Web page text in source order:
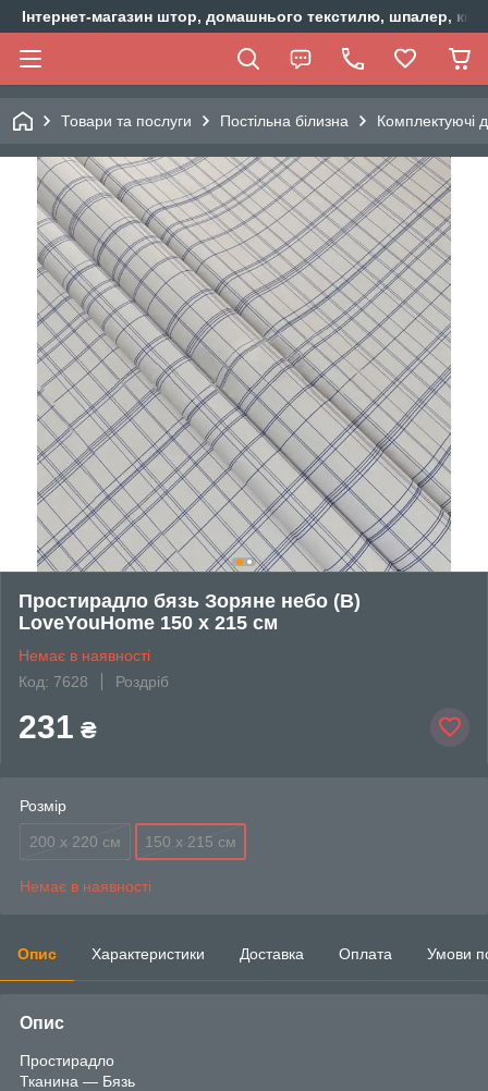
Інтернет-магазин штор, домашнього текстилю, шпалер,
Товари та послуги Постільна білизна Комплектуючі
Простирадло бязь Зоряне небо (B)
LoveYouHome 150 x 215 см
Немає в наявності
Код: 7628
Роздріб
231 ₴
Розмір
200 x 220 см 150 x 215 см
Немає в наявності
Опис Характеристики Доставка Оплата Умови
Опис
Простирадло
Тканина — Бязь